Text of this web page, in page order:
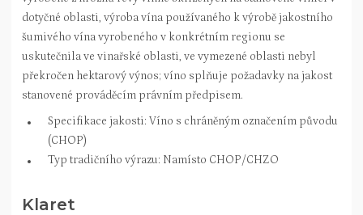
dotyčné oblasti, výroba vína používaného k výrobě jakostního
šumivého vína vyrobeného v konkrétním regionu se
uskutečnila ve vinařské oblasti, ve vymezené oblasti nebyl
překročen hektarový výnos; víno splňuje požadavky na jakost
stanovené prováděcím právním předpisem.
Specifikace jakosti: Víno s chráněným označením původu
(CHOP)
Typ tradičního výrazu: Namísto CHOP/CHZO
Klaret